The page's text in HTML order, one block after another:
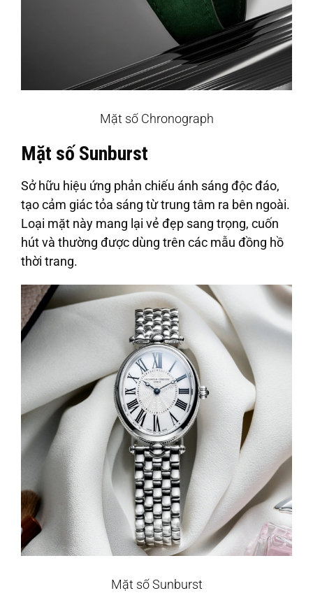
Mặt số Chronograph
Mặt số Sunburst
Sở hữu hiệu ứng phản chiếu ánh sáng độc đáo,
tạo cảm giác tỏa sáng từ trung tâm ra bên ngoài.
Loại mặt này mang lại vẻ đẹp sang trọng, cuốn
hút và thường được dùng trên các mẫu đồng hồ
thời trang.
Mặt số Sunburst